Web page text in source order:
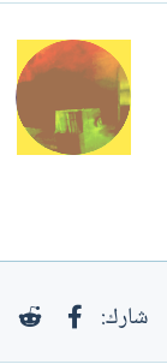
شارك: فيسبوك